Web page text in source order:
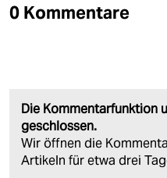
0 Kommentare
Die Kommentarfunktion
geschlossen.
Wir öffnen die
Artikeln für etwa drei